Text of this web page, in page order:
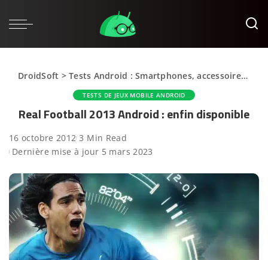
DroidSoft >Tests Android : Smartphones, accessoires et applications
TESTS DE JEUX MOBILE ANDROID
Real Football 2013 Android : enfin disponible
16 octobre 2012 3 Min Read
Dernière mise à jour 5 mars 2023